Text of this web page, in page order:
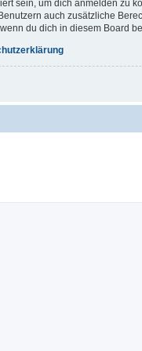
sein, um dich anmelden zu
auch zusätzliche
du dich in diesem Board